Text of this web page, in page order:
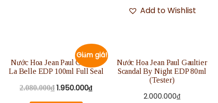
Add to Wishlist
Giảm giá!
Nước Hoa Jean Paul Gaultier
La Belle EDP 100ml Full Seal
2.080.000₫ 1.950.000₫
Nước Hoa Jean Paul Gaultier
Scandal By Night EDP 80ml
(Tester)
2.000.000₫